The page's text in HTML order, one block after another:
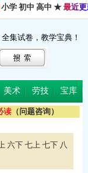
小学 初中 高中 ★ 最近更
集试卷，教学宝典！
美术 劳技 宝库
读 （问题咨询）
六下 七上 七下 八